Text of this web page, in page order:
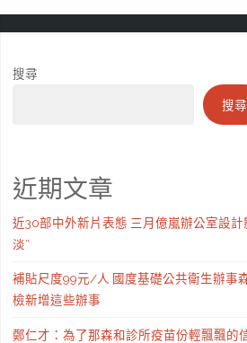
搜尋
搜尋
近期文章
近30部中外新片表態 三月億嵐辦公室設計
淡”
補貼尺度99元/人 國度基礎公共衛生辦事
檢新增這些辦事
鄭仁才：為了那森和診所疫苗份輕飄飄的